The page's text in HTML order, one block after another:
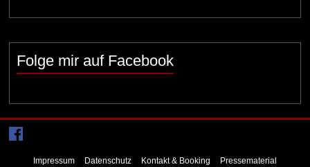
Folge mir auf Facebook
Impressum Datenschutz Kontakt & Booking Pressematerial